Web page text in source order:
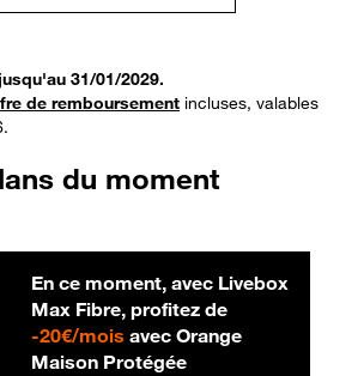
31/01/2029.
de remboursement incluses, valables
du moment
En ce moment, avec Livebox
Max Fibre, profitez de
-20€/mois20 € par mois
avec Orange
Maison Protégée